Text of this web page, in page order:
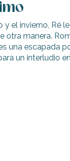
y el invierno, Ré
otra manera.
una escapada
un interludio